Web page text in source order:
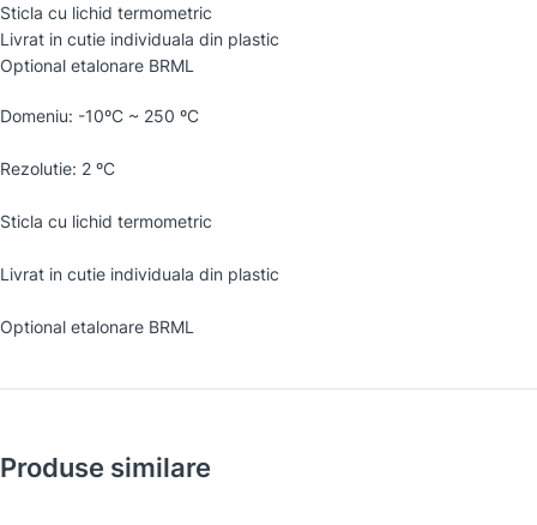
Sticla cu lichid termometric
Livrat in cutie individuala din plastic
Optional etalonare BRML
Domeniu: -10ºC ~ 250 ºC
Rezolutie: 2 ºC
Sticla cu lichid termometric
Livrat in cutie individuala din plastic
Optional etalonare BRML
Produse similare